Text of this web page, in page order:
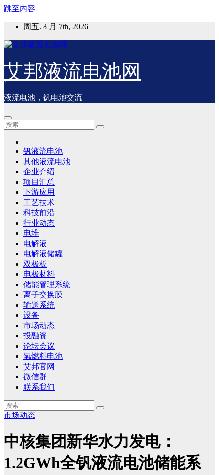
跳至内容
周五. 8 月 7th, 2026
艾邦液流电池网
液流电池，钒电池交流
钒液流电池
其他液流电池
企业介绍
项目汇总
下游应用
工艺技术
科技前沿
行业动态
电堆
电解液
电解液储罐
双极板
电极材料
储能管理系统
离子交换膜
输送系统
设备
市场动态
投融资
论坛会议
氢燃料电池
艾邦官网
微信群
联系我们
市场动态
中核集团新华水力发电：
1.2GWh全钒液流电池储能系